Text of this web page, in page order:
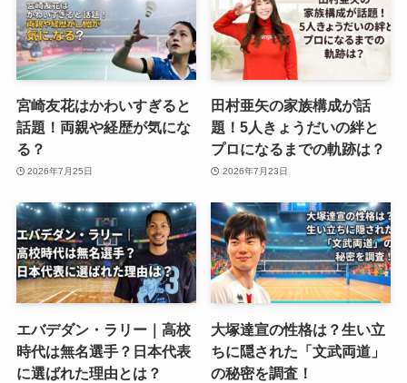
宮崎友花はかわいすぎると
話題！両親や経歴が気にな
る？
2026年7月25日
田村亜矢の家族構成が話
題！5人きょうだいの絆と
プロになるまでの軌跡は？
2026年7月23日
エバデダン・ラリー｜高校
時代は無名選手？日本代表
に選ばれた理由とは？
大塚達宣の性格は？生い立
ちに隠された「文武両道」
の秘密を調査！